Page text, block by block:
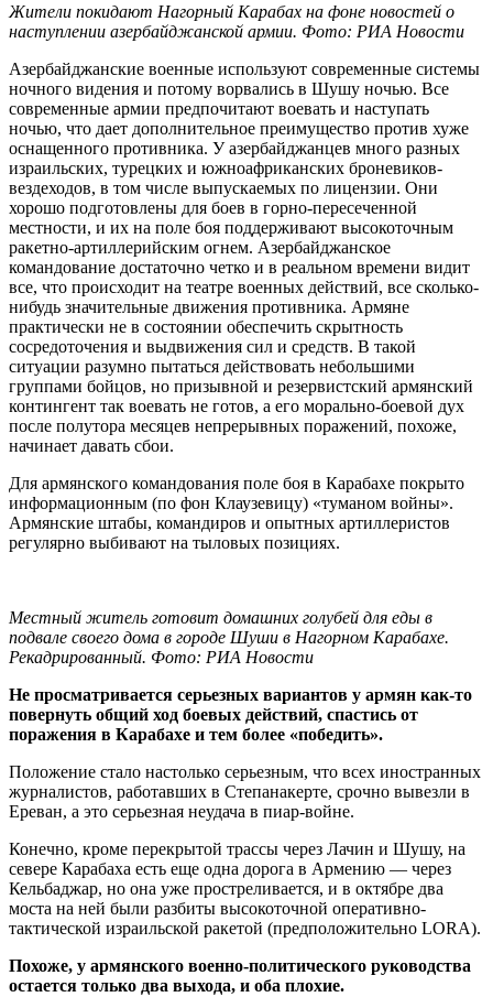
Жители покидают Нагорный Карабах на фоне новостей о
наступлении азербайджанской армии. Фото: РИА Новости
Азербайджанские военные используют современные системы
ночного видения и потому ворвались в Шушу ночью. Все
современные армии предпочитают воевать и наступать
ночью, что дает дополнительное преимущество против хуже
оснащенного противника. У азербайджанцев много разных
израильских, турецких и южноафриканских броневиков-
вездеходов, в том числе выпускаемых по лицензии. Они
хорошо подготовлены для боев в горно-пересеченной
местности, и их на поле боя поддерживают высокоточным
ракетно-артиллерийским огнем. Азербайджанское
командование достаточно четко и в реальном времени видит
все, что происходит на театре военных действий, все сколько-
нибудь значительные движения противника. Армяне
практически не в состоянии обеспечить скрытность
сосредоточения и выдвижения сил и средств. В такой
ситуации разумно пытаться действовать небольшими
группами бойцов, но призывной и резервистский армянский
контингент так воевать не готов, а его морально-боевой дух
после полутора месяцев непрерывных поражений, похоже,
начинает давать сбои.
Для армянского командования поле боя в Карабахе покрыто
информационным (по фон Клаузевицу) «туманом войны».
Армянские штабы, командиров и опытных артиллеристов
регулярно выбивают на тыловых позициях.
Местный житель готовит домашних голубей для еды в
подвале своего дома в городе Шуши в Нагорном Карабахе.
Рекадрированный. Фото: РИА Новости
Не просматривается серьезных вариантов у армян как-то
повернуть общий ход боевых действий, спастись от
поражения в Карабахе и тем более «победить».
Положение стало настолько серьезным, что всех иностранных
журналистов, работавших в Степанакерте, срочно вывезли в
Ереван, а это серьезная неудача в пиар-войне.
Конечно, кроме перекрытой трассы через Лачин и Шушу, на
севере Карабаха есть еще одна дорога в Армению — через
Кельбаджар, но она уже простреливается, и в октябре два
моста на ней были разбиты высокоточной оперативно-
тактической израильской ракетой (предположительно LORA).
Похоже, у армянского военно-политического руководства
остается только два выхода, и оба плохие.